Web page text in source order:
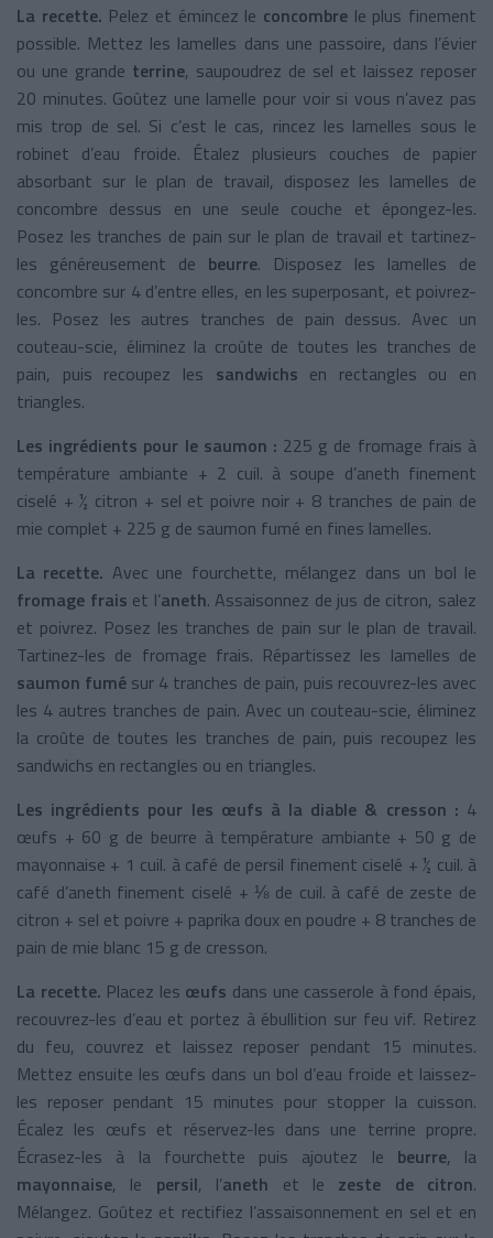
La recette. Pelez et émincez le concombre le plus finement
possible. Mettez les lamelles dans une passoire, dans l’évier
ou une grande terrine, saupoudrez de sel et laissez reposer
20 minutes. Goûtez une lamelle pour voir si vous n’avez pas
mis trop de sel. Si c’est le cas, rincez les lamelles sous le
robinet d’eau froide. Étalez plusieurs couches de papier
absorbant sur le plan de travail, disposez les lamelles de
concombre dessus en une seule couche et épongez-les.
Posez les tranches de pain sur le plan de travail et tartinez-
les généreusement de beurre. Disposez les lamelles de
concombre sur 4 d’entre elles, en les superposant, et poivrez-
les. Posez les autres tranches de pain dessus. Avec un
couteau-scie, éliminez la croûte de toutes les tranches de
pain, puis recoupez les sandwichs en rectangles ou en
triangles.
Les ingrédients pour le saumon : 225 g de fromage frais à
température ambiante + 2 cuil. à soupe d’aneth finement
ciselé + ½ citron + sel et poivre noir + 8 tranches de pain de
mie complet + 225 g de saumon fumé en fines lamelles.
La recette. Avec une fourchette, mélangez dans un bol le
fromage frais et l’aneth. Assaisonnez de jus de citron, salez
et poivrez. Posez les tranches de pain sur le plan de travail.
Tartinez-les de fromage frais. Répartissez les lamelles de
saumon fumé sur 4 tranches de pain, puis recouvrez-les avec
les 4 autres tranches de pain. Avec un couteau-scie, éliminez
la croûte de toutes les tranches de pain, puis recoupez les
sandwichs en rectangles ou en triangles.
Les ingrédients pour les œufs à la diable & cresson : 4
œufs + 60 g de beurre à température ambiante + 50 g de
mayonnaise + 1 cuil. à café de persil finement ciselé + ½ cuil. à
café d’aneth finement ciselé + ⅛ de cuil. à café de zeste de
citron + sel et poivre + paprika doux en poudre + 8 tranches de
pain de mie blanc 15 g de cresson.
La recette. Placez les œufs dans une casserole à fond épais,
recouvrez-les d’eau et portez à ébullition sur feu vif. Retirez
du feu, couvrez et laissez reposer pendant 15 minutes.
Mettez ensuite les œufs dans un bol d’eau froide et laissez-
les reposer pendant 15 minutes pour stopper la cuisson.
Écalez les œufs et réservez-les dans une terrine propre.
Écrasez-les à la fourchette puis ajoutez le beurre, la
mayonnaise, le persil, l’aneth et le zeste de citron.
Mélangez. Goûtez et rectifiez l’assaisonnement en sel et en